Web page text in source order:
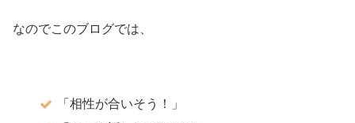
なのでこのブログでは、
「相性が合いそう！」